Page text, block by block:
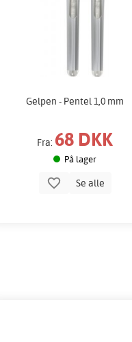
Gelpen - Pentel 1,0 mm
Fra: 68 DKK
På lager
Se alle